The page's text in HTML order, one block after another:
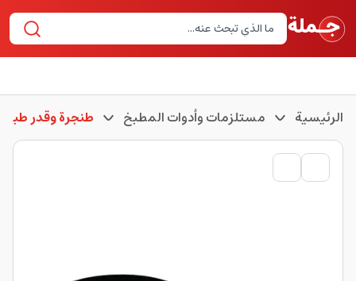
الرئيسية مستلزمات وأدوات المطبخ طنجرة وقدر طبخ